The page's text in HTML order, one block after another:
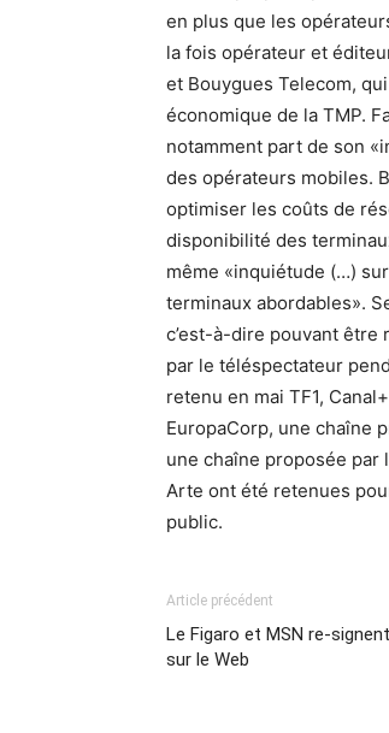
en plus que les
la fois opérateur et
et Bouygues Telecom,
économique de la TMP.
notamment part de son
des opérateurs mobiles.
optimiser les coûts de
disponibilité des
même «inquiétude (…)
terminaux abordables».
c’est-à-dire pouvant être
par le téléspectateur
retenu en mai TF1,
EuropaCorp, une chaîne
une chaîne proposée par
Arte ont été retenues
public.
Article précédent
Le Figaro et MSN re-
sur le Web